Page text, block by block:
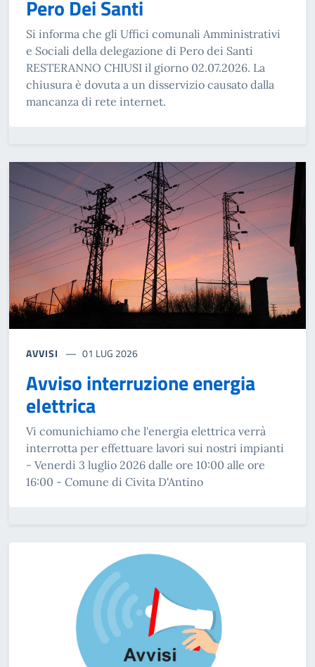
Pero Dei Santi
Si informa che gli Uffici comunali Amministrativi
e Sociali della delegazione di Pero dei Santi
RESTERANNO CHIUSI il giorno 02.07.2026. La
chiusura è dovuta a un disservizio causato dalla
mancanza di rete internet.
AVVISI 01 LUG 2026
Avviso interruzione energia
elettrica
Vi comunichiamo che l'energia elettrica verrà
interrotta per effettuare lavori sui nostri impianti
- Venerdì 3 luglio 2026 dalle ore 10:00 alle ore
16:00 - Comune di Civita D'Antino